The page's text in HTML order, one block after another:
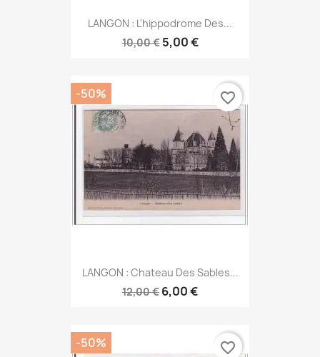
LANGON : L'hippodrome Des...
10,00 € 5,00 €
LANGON : Chateau Des Sables...
12,00 € 6,00 €
-50% favorite_border
-50% favorite_border